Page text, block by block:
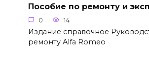
Пособие по ремонту и
0 14
Издание справочное
ремонту Alfa Romeo